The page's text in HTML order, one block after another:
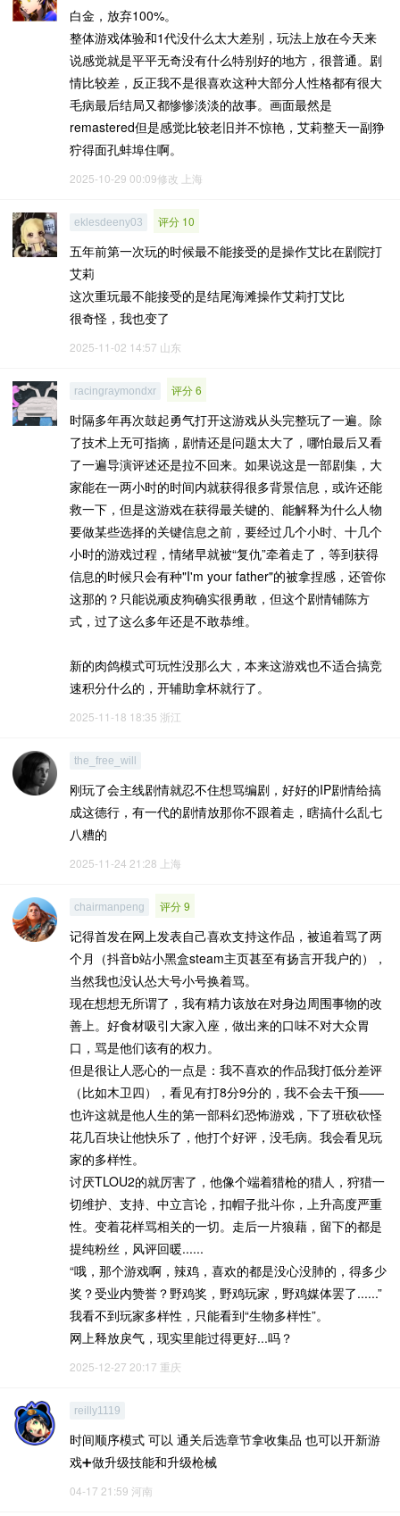
白金，放弃100%。
整体游戏体验和1代没什么太大差别，玩法上放在今天来
说感觉就是平平无奇没有什么特别好的地方，很普通。剧
情比较差，反正我不是很喜欢这种大部分人性格都有很大
毛病最后结局又都惨惨淡淡的故事。画面最然是
remastered但是感觉比较老旧并不惊艳，艾莉整天一副狰
狞得面孔蚌埠住啊。
2025-10-29 00:09修改 上海
eklesdeeny03 评分 10
五年前第一次玩的时候最不能接受的是操作艾比在剧院打
艾莉
这次重玩最不能接受的是结尾海滩操作艾莉打艾比
很奇怪，我也变了
2025-11-02 14:57 山东
racingraymondxr 评分 6
时隔多年再次鼓起勇气打开这游戏从头完整玩了一遍。除
了技术上无可指摘，剧情还是问题太大了，哪怕最后又看
了一遍导演评述还是拉不回来。如果说这是一部剧集，大
家能在一两小时的时间内就获得很多背景信息，或许还能
救一下，但是这游戏在获得最关键的、能解释为什么人物
要做某些选择的关键信息之前，要经过几个小时、十几个
小时的游戏过程，情绪早就被“复仇”牵着走了，等到获得
信息的时候只会有种"I'm your father"的被拿捏感，还管你
这那的？只能说顽皮狗确实很勇敢，但这个剧情铺陈方
式，过了这么多年还是不敢恭维。
新的肉鸽模式可玩性没那么大，本来这游戏也不适合搞竞
速积分什么的，开辅助拿杯就行了。
2025-11-18 18:35 浙江
the_free_will
刚玩了会主线剧情就忍不住想骂编剧，好好的IP剧情给搞
成这德行，有一代的剧情放那你不跟着走，瞎搞什么乱七
八糟的
2025-11-24 21:28 上海
chairmanpeng 评分 9
记得首发在网上发表自己喜欢支持这作品，被追着骂了两
个月（抖音b站小黑盒steam主页甚至有扬言开我户的），
当然我也没认怂大号小号换着骂。
现在想想无所谓了，我有精力该放在对身边周围事物的改
善上。好食材吸引大家入座，做出来的口味不对大众胃
口，骂是他们该有的权力。
但是很让人恶心的一点是：我不喜欢的作品我打低分差评
（比如木卫四），看见有打8分9分的，我不会去干预——
也许这就是他人生的第一部科幻恐怖游戏，下了班砍砍怪
花几百块让他快乐了，他打个好评，没毛病。我会看见玩
家的多样性。
讨厌TLOU2的就厉害了，他像个端着猎枪的猎人，狩猎一
切维护、支持、中立言论，扣帽子批斗你，上升高度严重
性。变着花样骂相关的一切。走后一片狼藉，留下的都是
提纯粉丝，风评回暖......
“哦，那个游戏啊，辣鸡，喜欢的都是没心没肺的，得多少
奖？受业内赞誉？野鸡奖，野鸡玩家，野鸡媒体罢了......”
我看不到玩家多样性，只能看到“生物多样性”。
网上释放戾气，现实里能过得更好...吗？
2025-12-27 20:17 重庆
reilly1119
时间顺序模式 可以 通关后选章节拿收集品 也可以开新游
戏➕做升级技能和升级枪械
04-17 21:59 河南